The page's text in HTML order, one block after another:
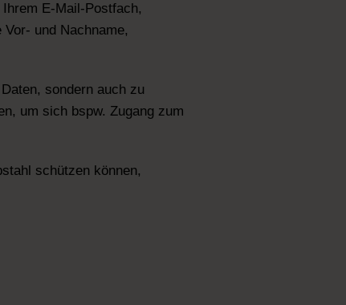
E-Mail-Postfach,
und Nachname,
sondern auch zu
um sich bspw. Zugang zum
schützen können,